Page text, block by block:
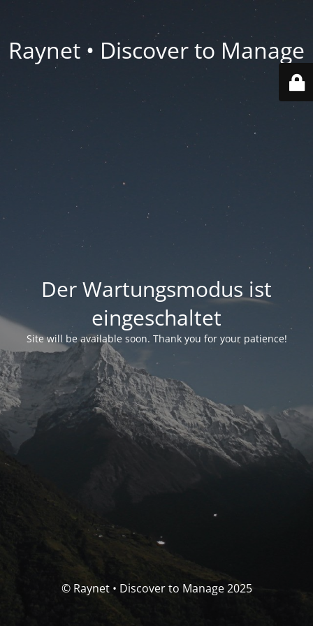
Raynet • Discover to Manage
Der Wartungsmodus ist
eingeschaltet
Site will be available soon. Thank you for your patience!
© Raynet • Discover to Manage 2025